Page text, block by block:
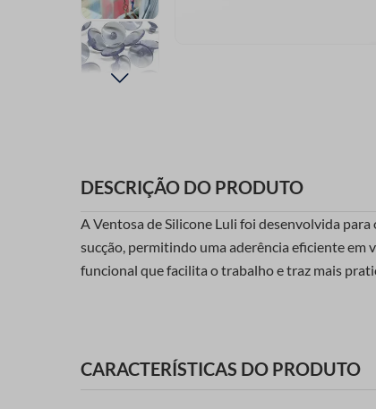
DESCRIÇÃO DO PRODUTO
A Ventosa de Silicone Luli foi desenvolvida
sucção, permitindo uma aderência eficiente em
funcional que facilita o trabalho e traz mais
CARACTERÍSTICAS DO PRODUTO